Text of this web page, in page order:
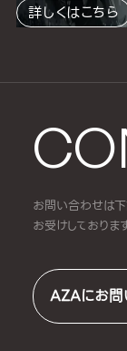
お問い合わせは下
お受けしておりま
AZAにお問
詳しくはこちら